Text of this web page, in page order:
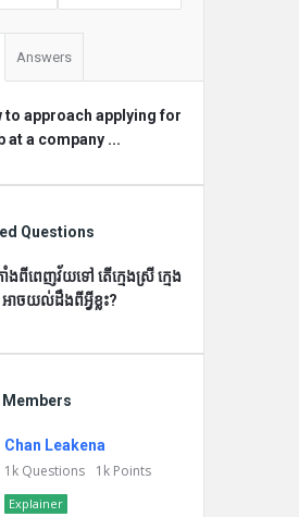
Answers
to approach applying for
at a company ...
Questions
ងពីពេញវ័យទៅ តើក្មេងស្រី ក្មេង
ាចយល់ដឹងពីអ្វីខ្លះ?
Members
Chan Leakena
1k Questions 1k Points
Explainer